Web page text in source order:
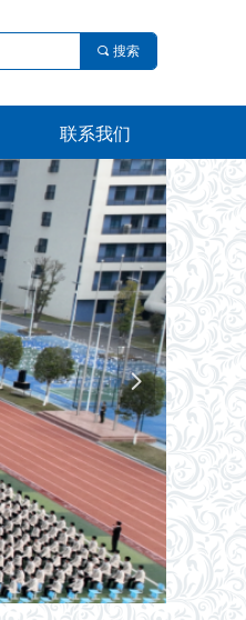
끠 搜索
联系我们
联系我们
넲